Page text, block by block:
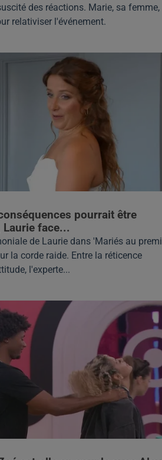
des réactions. Marie, sa femme,
relativiser l'événement.
pourrait être
Laurie face...
de Laurie dans 'Mariés au
la corde raide. Entre la réticence
l'experte...